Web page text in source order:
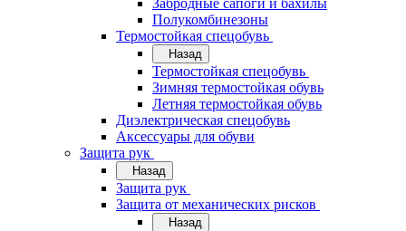
Забродные сапоги и бахилы
Полукомбинезоны
Термостойкая спецобувь
Назад
Термостойкая спецобувь
Зимняя термостойкая обувь
Летняя термостойкая обувь
Диэлектрическая спецобувь
Аксессуары для обуви
Защита рук
Назад
Защита рук
Защита от механических рисков
Назад